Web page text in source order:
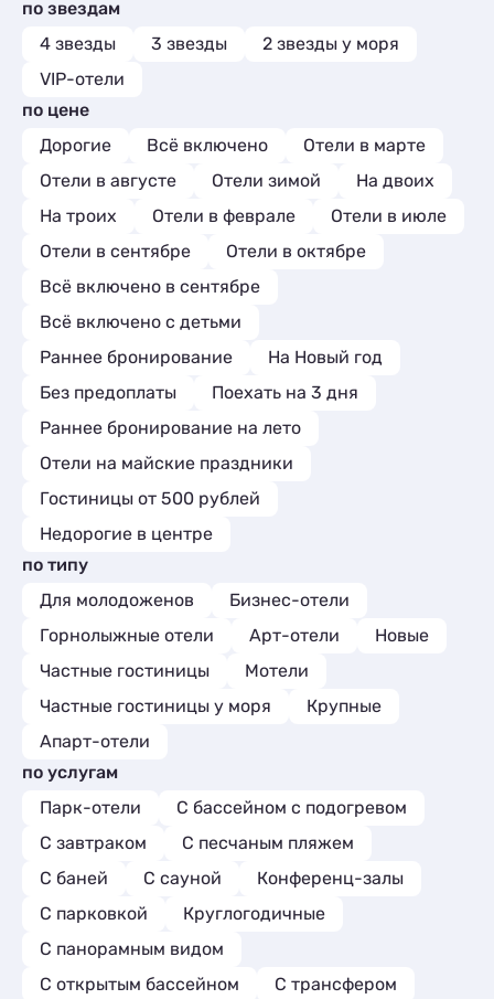
Мини-отели
Квартиры посуточно
Базы отдыха 1
Мини-отели
по звездам
4 звезды
3 звезды
2 звезды у моря
VIP-отели
по цене
Дорогие
Всё включено
Отели в марте
Отели в августе
Отели зимой
На двоих
На троих
Отели в феврале
Отели в июле
Отели в сентябре
Отели в октябре
Всё включено в сентябре
Всё включено с детьми
Раннее бронирование
На Новый год
Без предоплаты
Поехать на 3 дня
Раннее бронирование на лето
Отели на майские праздники
Гостиницы от 500 рублей
Недорогие в центре
по типу
Для молодоженов
Бизнес-отели
Горнолыжные отели
Арт-отели
Новые
Частные гостиницы
Мотели
Частные гостиницы у моря
Крупные
Апарт-отели
по услугам
Парк-отели
С бассейном с подогревом
С завтраком
С песчаным пляжем
С баней
С сауной
Конференц-залы
С парковкой
Круглогодичные
С панорамным видом
С открытым бассейном
С трансфером